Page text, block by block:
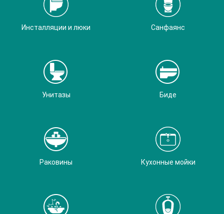
Инсталляции и люки Санфаянс
Унитазы Биде
Раковины Кухонные мойки